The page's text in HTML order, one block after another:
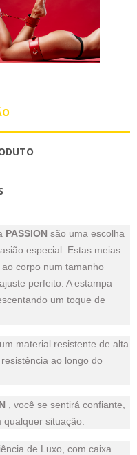
PASSION são uma escolha
especial. Estas meias
corpo num tamanho
perfeito. A estampa
um toque de
material resistente de alta
ao longo do
, você se sentirá confiante,
situação.
de Luxo, com caixa